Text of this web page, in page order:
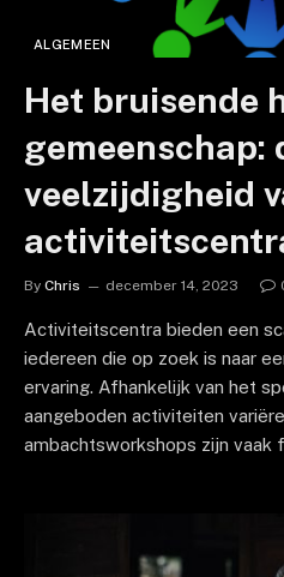
ALGEMEEN
Het bruisende
gemeenschap:
veelzijdigheid
By Chris december 14, 2023
Activiteitscentra bieden een
iedereen die op zoek is naar
ervaring. Afhankelijk van het
aangeboden activiteiten
ambachtsworkshops zijn vaak